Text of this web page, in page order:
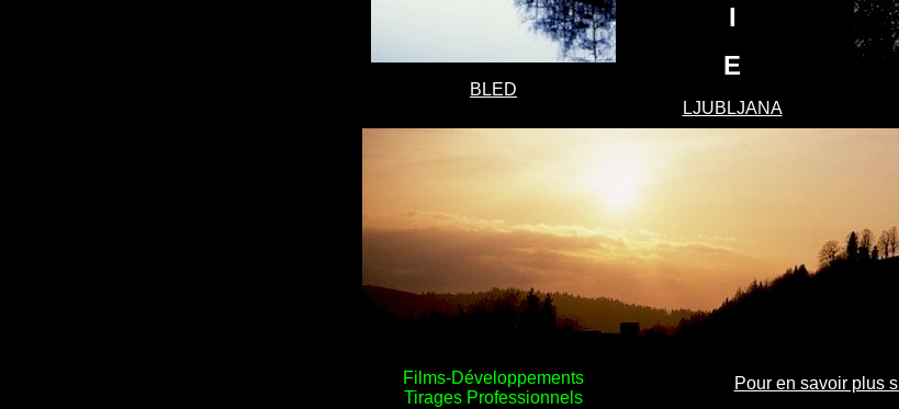
BLED
I
E
LJUBLJANA
Films-Développements
Tirages Professionnels
Pour en savoir plus